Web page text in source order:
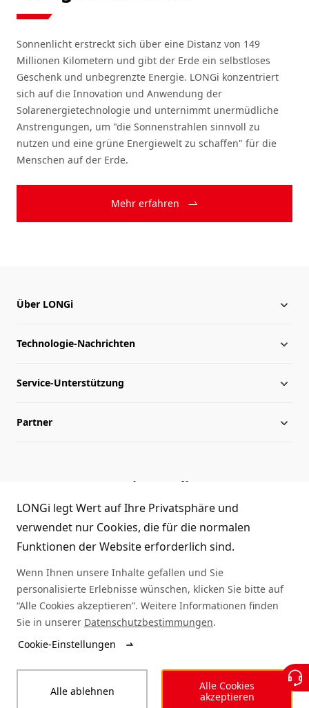
Sonnenlicht erstreckt sich über eine Distanz von 149
Millionen Kilometern und gibt der Erde ein selbstloses
Geschenk und unbegrenzte Energie. LONGi konzentriert
sich auf die Innovation und Anwendung der
Solarenergietechnologie und unternimmt unermüdliche
Anstrengungen, um "die Sonnenstrahlen sinnvoll zu
nutzen und eine grüne Energiewelt zu schaffen" für die
Menschen auf der Erde.
Mehr erfahren
Über LONGi
Über LONGi
Globale Präsenz
Leitung
Technologie-Nachrichten
Nachrichten
Service-Unterstützung
herunterladen
Echtheitsprüfung
FAQ
Rückmeldung
Partner
Händleranfrage
Service-Hotline
(+86)4008 601012
Juristische Erklärung Erklärung zum Datenschutz
Integritätsversprechen Verhaltenskodex
LONGi legt Wert auf Ihre Privatsphäre und
verwendet nur Cookies, die für die normalen
Funktionen der Website erforderlich sind.
Wenn Ihnen unsere Inhalte gefallen und Sie
personalisierte Erlebnisse wünschen, klicken Sie bitte auf
“Alle Cookies akzeptieren”. Weitere Informationen finden
Sie in unserer Datenschutzbestimmungen.
Cookie-Einstellungen
Alle ablehnen
Alle Cookies
akzeptieren